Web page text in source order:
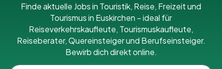
Finde aktuelle Jobs in Touristik, Reise, Freizeit und
Tourismus in Euskirchen – ideal für
Reiseverkehrskaufleute, Tourismuskaufleute,
Reiseberater, Quereinsteiger und Berufseinsteiger.
Bewirb dich direkt online.